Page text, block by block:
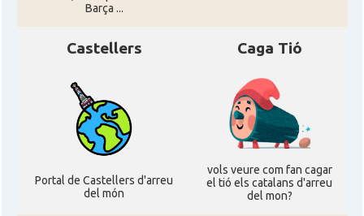
Barça ...
Castellers
Portal de Castellers d'arreu
del món
Caga Tió
vols veure com fan cagar
el tió els catalans d'arreu
del mon?